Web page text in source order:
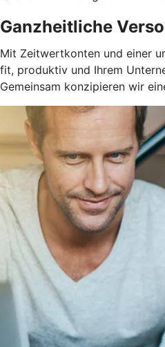
Ganzheitliche
Mit Zeitwertkonten und einer
fit, produktiv und Ihrem
Gemeinsam konzipieren wir